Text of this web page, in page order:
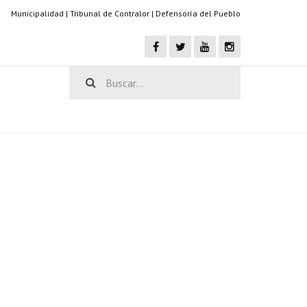
Municipalidad | Tribunal de Contralor | Defensoría del Pueblo